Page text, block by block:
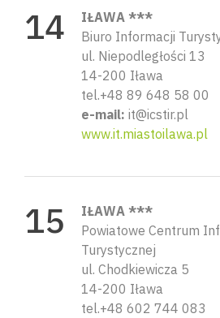
IŁAWA ***
Biuro Informacji
ul. Niepodległości 13
14-200 Iława
tel.+48 89 648 58 00
e-mail: it@icstir.pl
www.it.miastoilawa.pl
IŁAWA ***
Powiatowe Centrum
Turystycznej
ul. Chodkiewicza 5
14-200 Iława
tel.+48 602 744 083